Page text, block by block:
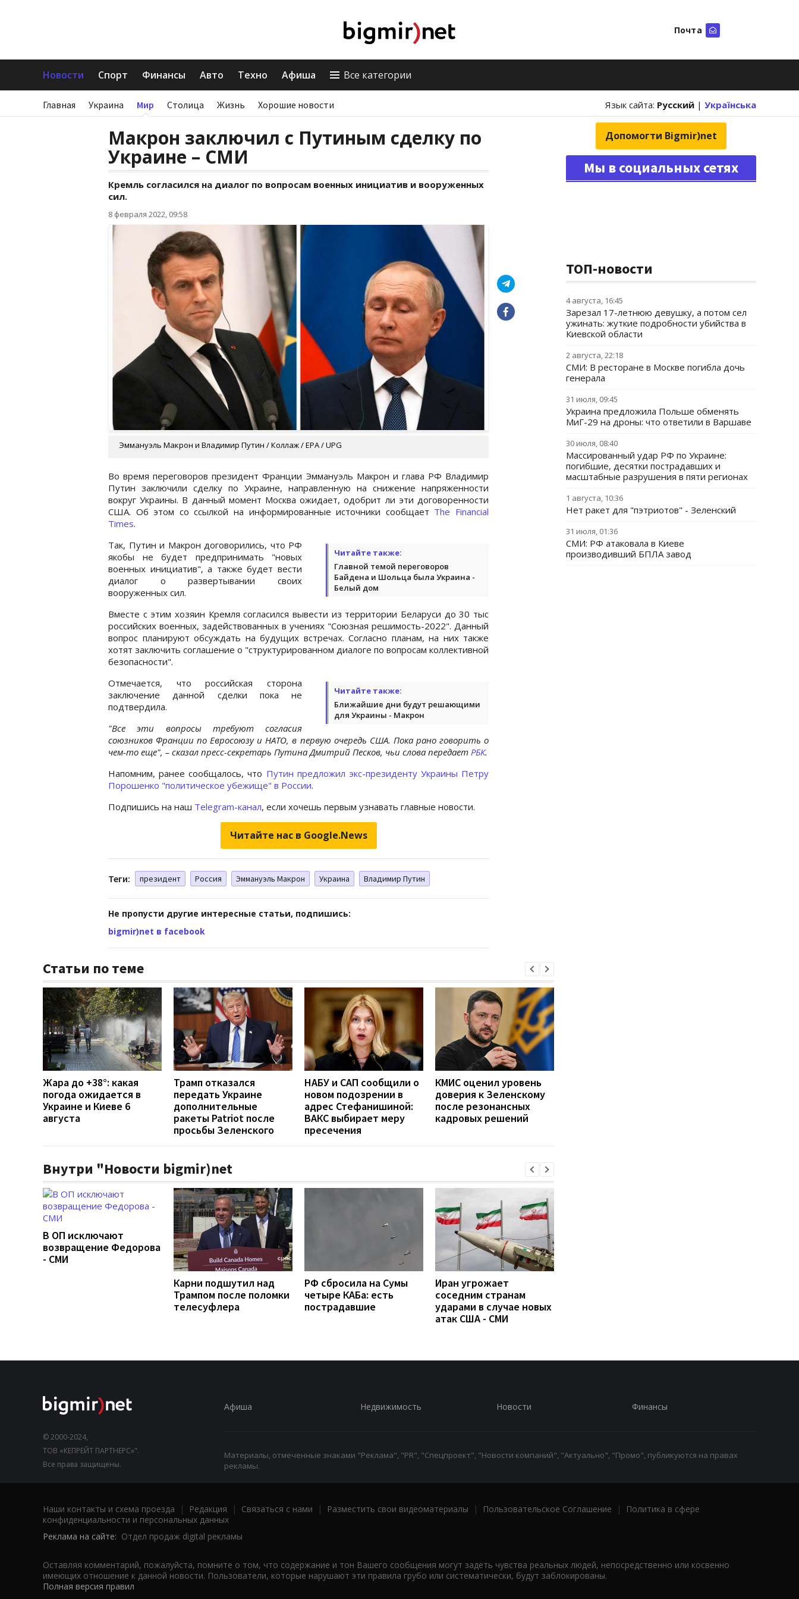
Почта
Новости Спорт Финансы Авто Техно Афиша Все категории
Главная Украина Мир Столица Жизнь Хорошие новости Язык сайта: Русский | Українська
Макрон заключил с Путиным сделку по
Украине – СМИ
Кремль согласился на диалог по вопросам военных инициатив и вооруженных
сил.
8 февраля 2022, 09:58
Эммануэль Макрон и Владимир Путин / Коллаж / EPA / UPG
Во время переговоров президент Франции Эммануэль Макрон и глава РФ Владимир
Путин заключили сделку по Украине, направленную на снижение напряженности
вокруг Украины. В данный момент Москва ожидает, одобрит ли эти договоренности
США. Об этом со ссылкой на информированные источники сообщает The Financial
Times.
Читайте также:
Главной темой переговоров
Байдена и Шольца была Украина -
Белый дом
Так, Путин и Макрон договорились, что РФ
якобы не будет предпринимать "новых
военных инициатив", а также будет вести
диалог о развертывании своих
вооруженных сил.
Вместе с этим хозяин Кремля согласился вывести из территории Беларуси до 30 тыс
российских военных, задействованных в учениях "Союзная решимость-2022". Данный
вопрос планируют обсуждать на будущих встречах. Согласно планам, на них также
хотят заключить соглашение о "структурированном диалоге по вопросам коллективной
безопасности".
Читайте также:
Ближайшие дни будут решающими
для Украины - Макрон
Отмечается, что российская сторона
заключение данной сделки пока не
подтвердила.
"Все эти вопросы требуют согласия
союзников Франции по Евросоюзу и НАТО, в первую очередь США. Пока рано говорить о
чем-то еще", – сказал пресс-секретарь Путина Дмитрий Песков, чьи слова передает РБК.
Напомним, ранее сообщалось, что Путин предложил экс-президенту Украины Петру
Порошенко "политическое убежище" в России.
Подпишись на наш Telegram-канал, если хочешь первым узнавать главные новости.
Читайте нас в Google.News
Теги: президент Россия Эммануэль Макрон Украина Владимир Путин
Не пропусти другие интересные статьи, подпишись:
bigmir)net в facebook
Статьи по теме
Жара до +38°: какая
погода ожидается в
Украине и Киеве 6
августа
Трамп отказался
передать Украине
дополнительные
ракеты Patriot после
просьбы Зеленского
НАБУ и САП сообщили о
новом подозрении в
адрес Стефанишиной:
ВАКС выбирает меру
пресечения
КМИС оценил уровень
доверия к Зеленскому
после резонансных
кадровых решений
Внутри "Новости bigmir)net
В ОП исключают
возвращение Федорова
- СМИ
Карни подшутил над
Трампом после поломки
телесуфлера
РФ сбросила на Сумы
четыре КАБа: есть
пострадавшие
Иран угрожает
соседним странам
ударами в случае новых
атак США - СМИ
Допомогти Bigmir)net
Мы в социальных сетях
ТОП-новости
4 августа, 16:45
Зарезал 17-летнюю девушку, а потом сел
ужинать: жуткие подробности убийства в
Киевской области
2 августа, 22:18
СМИ: В ресторане в Москве погибла дочь
генерала
31 июля, 09:45
Украина предложила Польше обменять
МиГ-29 на дроны: что ответили в Варшаве
30 июля, 08:40
Массированный удар РФ по Украине:
погибшие, десятки пострадавших и
масштабные разрушения в пяти регионах
1 августа, 10:36
Нет ракет для "пэтриотов" - Зеленский
31 июля, 01:36
СМИ: РФ атаковала в Киеве
производивший БПЛА завод
© 2000-2024,
ТОВ «КЕПРЕЙТ ПАРТНЕРС»".
Все права защищены.
Афиша Недвижимость Новости Финансы
Материалы, отмеченные знаками "Реклама", "PR", "Спецпроект", "Новости компаний", "Актуально", "Промо", публикуются на правах
рекламы.
Наши контакты и схема проезда | Редакция | Связаться с нами | Разместить свои видеоматериалы | Пользовательское Соглашение |
Политика в сфере
конфиденциальности и персональных данных
Реклама на сайте: Отдел продаж digital рекламы
Оставляя комментарий, пожалуйста, помните о том, что содержание и тон Вашего сообщения могут задеть чувства реальных людей, непосредственно или косвенно
имеющих отношение к данной новости. Пользователи, которые нарушают эти правила грубо или систематически, будут заблокированы.
Полная версия правил